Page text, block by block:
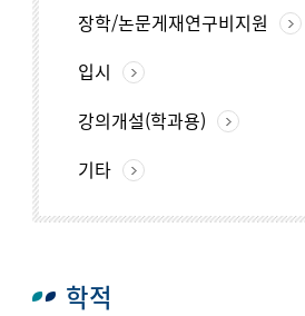
장학/논문게재연구비지원
입시
강의개설(학과용)
기타
학적